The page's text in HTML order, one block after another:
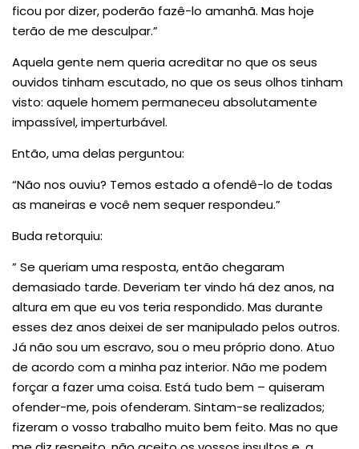
ficou por dizer, poderão fazê-lo amanhã. Mas hoje
terão de me desculpar.”
Aquela gente nem queria acreditar no que os seus
ouvidos tinham escutado, no que os seus olhos tinham
visto: aquele homem permaneceu absolutamente
impassível, imperturbável.
Então, uma delas perguntou:
“Não nos ouviu? Temos estado a ofendê-lo de todas
as maneiras e você nem sequer respondeu.”
Buda retorquiu:
” Se queriam uma resposta, então chegaram
demasiado tarde. Deveriam ter vindo há dez anos, na
altura em que eu vos teria respondido. Mas durante
esses dez anos deixei de ser manipulado pelos outros.
Já não sou um escravo, sou o meu próprio dono. Atuo
de acordo com a minha paz interior. Não me podem
forçar a fazer uma coisa. Está tudo bem – quiseram
ofender-me, pois ofenderam. Sintam-se realizados;
fizeram o vosso trabalho muito bem feito. Mas no que